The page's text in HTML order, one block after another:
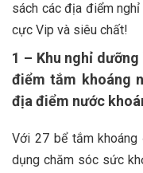
sách các địa điểm
cực Vip và siêu chất!
1 – Khu nghỉ
điểm tắm khoáng
địa điểm nước
Với 27 bể tắm
dụng chăm sóc sức